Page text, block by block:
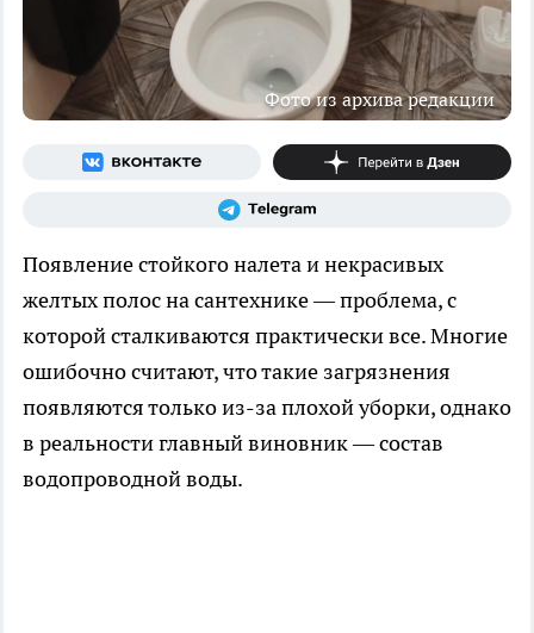
Фото из архива редакции
Появление стойкого налета и некрасивых
желтых полос на сантехнике — проблема, с
которой сталкиваются практически все. Многие
ошибочно считают, что такие загрязнения
появляются только из-за плохой уборки, однако
в реальности главный виновник — состав
водопроводной воды.